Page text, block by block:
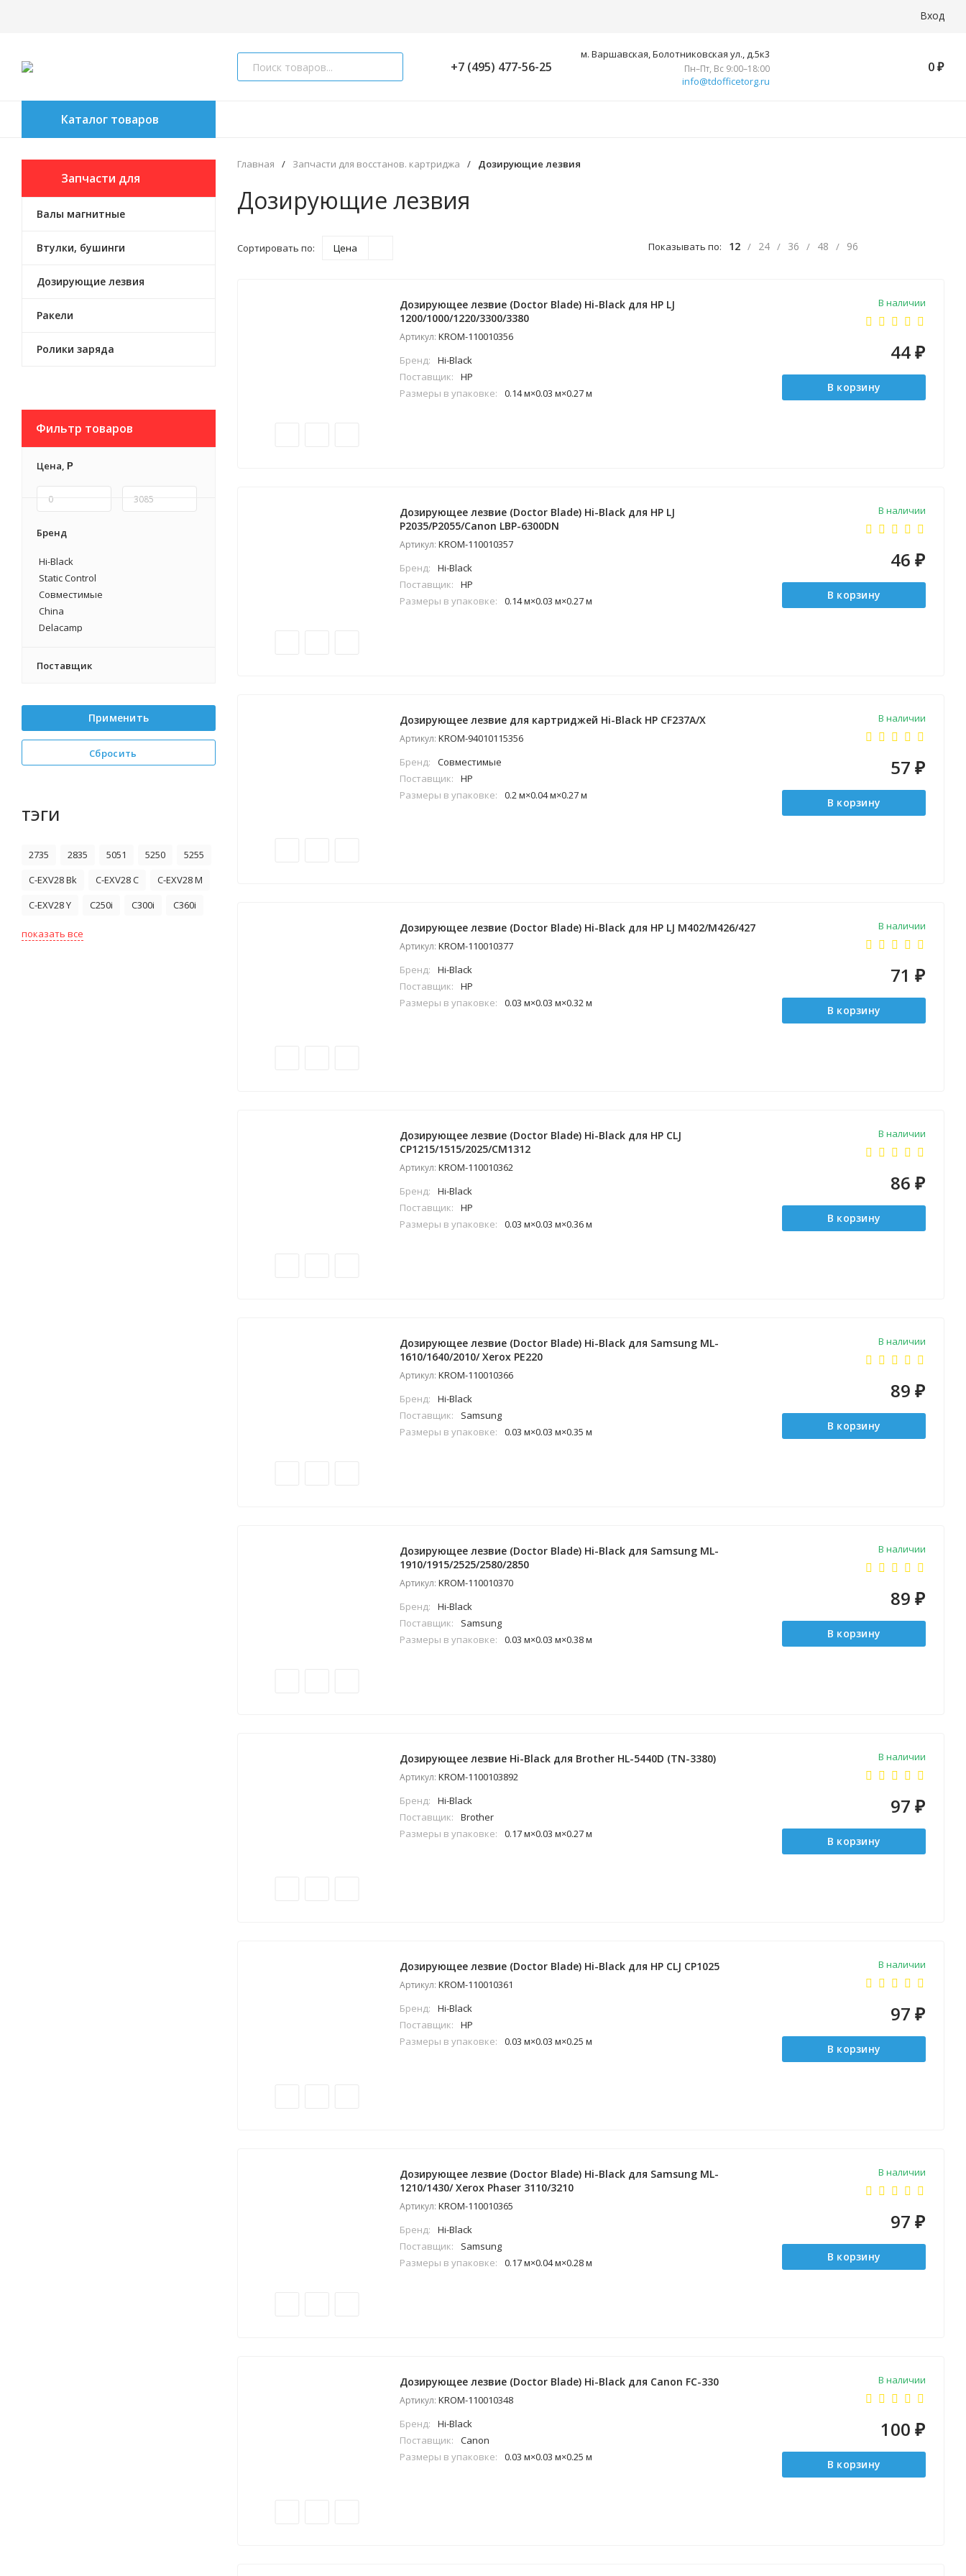
Вход
+7 (495) 477-56-25
м. Варшавская, Болотниковская ул., д.5к3
Пн–Пт, Вс 9:00–18:00
info@tdofficetorg.ru
0 ₽
Каталог товаров
Запчасти для
восстанов. картриджа
Валы магнитные
Втулки, бушинги
Дозирующие лезвия
Ракели
Ролики заряда
Фильтр товаров
Цена, Р
Бренд
Hi-Black
Static Control
Совместимые
China
Delacamp
Поставщик
Применить
Сбросить
ТЭГИ
2735 2835 5051 5250
5255
C-EXV28 Bk
C-EXV28 C
C-EXV28 M
C-EXV28 Y
C250i C300i C360i
показать все
Главная / Запчасти для восстанов. картриджа / Дозирующие лезвия
Дозирующие лезвия
Сортировать по: Цена Показывать по: 12 / 24 / 36 / 48 / 96
Дозирующее лезвие (Doctor Blade) Hi-Black для HP LJ
1200/1000/1220/3300/3380
Артикул: KROM-110010356
Бренд:
Hi-Black
Поставщик:
HP
Размеры в упаковке:
0.14 м×0.03 м×0.27 м
В наличии
44 ₽
В корзину
Дозирующее лезвие (Doctor Blade) Hi-Black для HP LJ
P2035/P2055/Canon LBP-6300DN
Артикул: KROM-110010357
Бренд:
Hi-Black
Поставщик:
HP
Размеры в упаковке:
0.14 м×0.03 м×0.27 м
В наличии
46 ₽
В корзину
Дозирующее лезвие для картриджей Hi-Black HP CF237A/X
Артикул: KROM-94010115356
Бренд:
Совместимые
Поставщик:
HP
Размеры в упаковке:
0.2 м×0.04 м×0.27 м
В наличии
57 ₽
В корзину
Дозирующее лезвие (Doctor Blade) Hi-Black для HP LJ M402/M426/427
Артикул: KROM-110010377
Бренд:
Hi-Black
Поставщик:
HP
Размеры в упаковке:
0.03 м×0.03 м×0.32 м
В наличии
71 ₽
В корзину
Дозирующее лезвие (Doctor Blade) Hi-Black для HP CLJ
CP1215/1515/2025/CM1312
Артикул: KROM-110010362
Бренд:
Hi-Black
Поставщик:
HP
Размеры в упаковке:
0.03 м×0.03 м×0.36 м
В наличии
86 ₽
В корзину
Дозирующее лезвие (Doctor Blade) Hi-Black для Samsung ML-
1610/1640/2010/ Xerox PE220
Артикул: KROM-110010366
Бренд:
Hi-Black
Поставщик:
Samsung
Размеры в упаковке:
0.03 м×0.03 м×0.35 м
В наличии
89 ₽
В корзину
Дозирующее лезвие (Doctor Blade) Hi-Black для Samsung ML-
1910/1915/2525/2580/2850
Артикул: KROM-110010370
Бренд:
Hi-Black
Поставщик:
Samsung
Размеры в упаковке:
0.03 м×0.03 м×0.38 м
В наличии
89 ₽
В корзину
Дозирующее лезвие Hi-Black для Brother HL-5440D (TN-3380)
Артикул: KROM-1100103892
Бренд:
Hi-Black
Поставщик:
Brother
Размеры в упаковке:
0.17 м×0.03 м×0.27 м
В наличии
97 ₽
В корзину
Дозирующее лезвие (Doctor Blade) Hi-Black для HP CLJ CP1025
Артикул: KROM-110010361
Бренд:
Hi-Black
Поставщик:
HP
Размеры в упаковке:
0.03 м×0.03 м×0.25 м
В наличии
97 ₽
В корзину
Дозирующее лезвие (Doctor Blade) Hi-Black для Samsung ML-
1210/1430/ Xerox Phaser 3110/3210
Артикул: KROM-110010365
Бренд:
Hi-Black
Поставщик:
Samsung
Размеры в упаковке:
0.17 м×0.04 м×0.28 м
В наличии
97 ₽
В корзину
Дозирующее лезвие (Doctor Blade) Hi-Black для Canon FC-330
Артикул: KROM-110010348
Бренд:
Hi-Black
Поставщик:
Canon
Размеры в упаковке:
0.03 м×0.03 м×0.25 м
В наличии
100 ₽
В корзину